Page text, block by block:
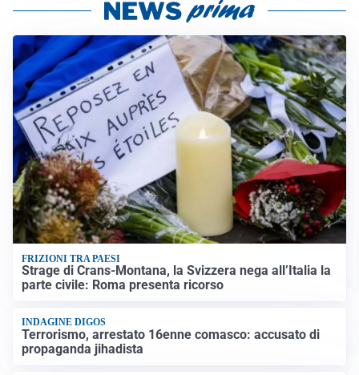
FRIZIONI TRA PAESI
Strage di Crans-Montana, la Svizzera nega all’Italia la
parte civile: Roma presenta ricorso
INDAGINE DIGOS
Terrorismo, arrestato 16enne comasco: accusato di
propaganda jihadista